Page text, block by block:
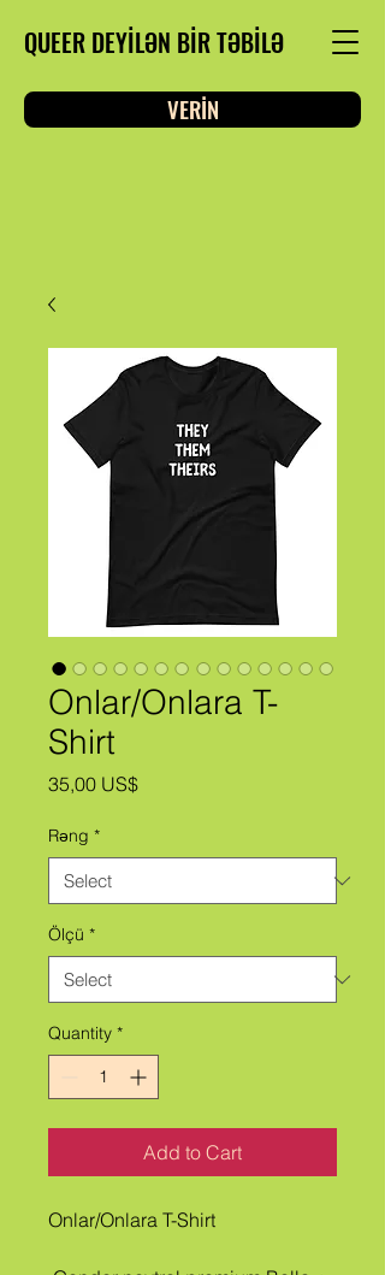
QUEER DEYİLƏN BİR TƏBİLƏ
VERİN
Onlar/Onlara T-
Shirt
35,00 US$Price
Rəng *
Ölçü *
Quantity *
Add to Cart
Onlar/Onlara T-Shirt